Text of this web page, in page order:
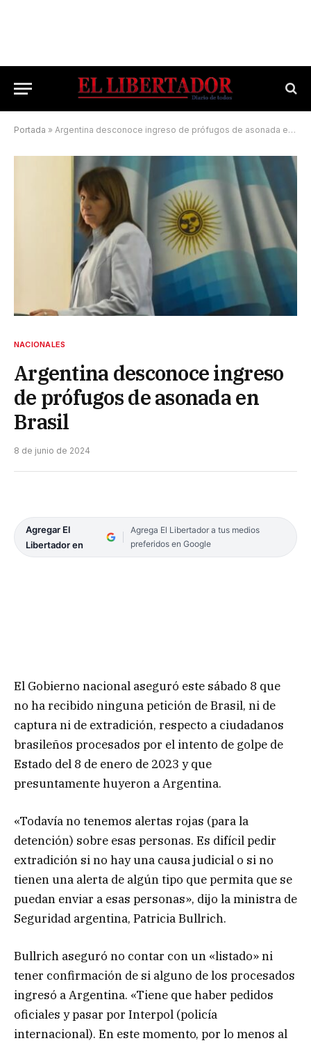
Portada » Argentina desconoce ingreso de prófugos de asonada en Brasil
NACIONALES
Argentina desconoce ingreso
de prófugos de asonada en
Brasil
8 de junio de 2024
Agregar El
Libertador en
Agrega El Libertador a tus medios
preferidos en Google
El Gobierno nacional aseguró este sábado 8 que
no ha recibido ninguna petición de Brasil, ni de
captura ni de extradición, respecto a ciudadanos
brasileños procesados por el intento de golpe de
Estado del 8 de enero de 2023 y que
presuntamente huyeron a Argentina.
«Todavía no tenemos alertas rojas (para la
detención) sobre esas personas. Es difícil pedir
extradición si no hay una causa judicial o si no
tienen una alerta de algún tipo que permita que se
puedan enviar a esas personas», dijo la ministra de
Seguridad argentina, Patricia Bullrich.
Bullrich aseguró no contar con un «listado» ni
tener confirmación de si alguno de los procesados
ingresó a Argentina. «Tiene que haber pedidos
oficiales y pasar por Interpol (policía
internacional). En este momento, por lo menos al